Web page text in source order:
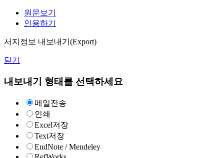
원문보기
인용하기
서지정보 내보내기(Export)
닫기
내보내기 형태를 선택하세요
메일전송
인쇄
Excel저장
Text저장
EndNote / Mendeley